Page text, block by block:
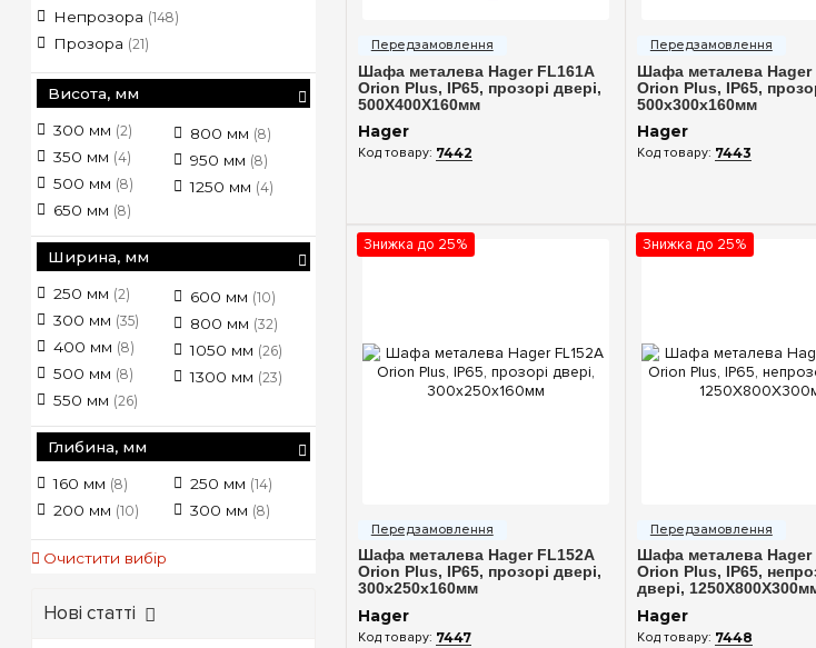
Шафа металева Hager FL161A
Orion Plus, IP65, прозорі двері,
500X400X160мм
Hager
7442
Шафа металева Hager
Orion Plus, IP65,
500x300x160мм
Hager
7443
Знижка до 25%
Шафа металева Hager FL152A
Orion Plus, IP65, прозорі двері,
300x250x160мм
Hager
7447
Знижка до 25%
Шафа металева Hager
Orion Plus, IP65,
двері,
Hager
7448
Непрозора (148)
Прозора (21)
Висота, мм
300 мм (2)
350 мм (4)
500 мм (8)
650 мм (8)
800 мм (8)
950 мм (8)
1250 мм (4)
Ширина, мм
250 мм (2)
300 мм (35)
400 мм (8)
500 мм (8)
550 мм (26)
600 мм (10)
800 мм (32)
1050 мм (26)
1300 мм (23)
Глибина, мм
160 мм (8)
200 мм (10)
250 мм (14)
300 мм (8)
Очистити вибір
Нові статті